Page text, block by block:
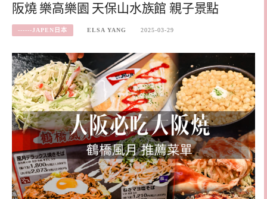
阪燒 樂高樂園 天保山水族館 親子景點
------JAPEN日本 ELSA YANG 2025-03-29